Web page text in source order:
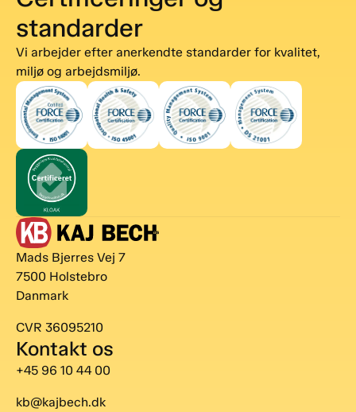
standarder
Vi arbejder efter anerkendte standarder for kvalitet,
miljø og arbejdsmiljø.
Mads Bjerres Vej 7
7500 Holstebro
Danmark
CVR 36095210
Kontakt os
+45 96 10 44 00
kb@kajbech.dk